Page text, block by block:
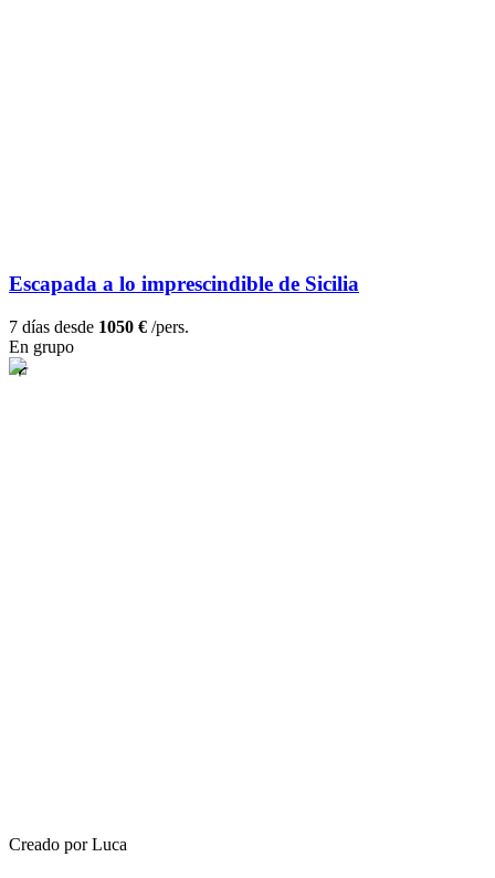
Escapada a lo imprescindible de Sicilia
7 días desde 1050 € /pers.
En grupo
Creado por Luca